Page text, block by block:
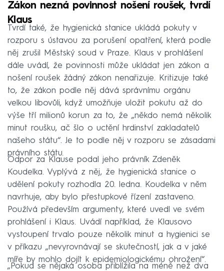
Zákon nezná povinnost nošení roušek, tvrdí
Klaus
Tvrdí také, že hygienická stanice ukládá pokuty v
rozporu s ústavou za porušení opatření, která podle
něj zrušil Městský soud v Praze. Klaus v prohlášení
dále uvádí, že povinnosti může ukládat jen zákon a
nošení roušek žádný zákon nenařizuje. Kritizuje také
to, že zákon podle něj dává správnímu orgánu
velkou libovůli, když umožňuje uložit pokutu až do
výše tří milionů korun za to, že „někdo nemá několik
minut roušku, ač šlo o uctění hrdinství zakladatelů
našeho státu“. Je to podle něj v rozporu se zásadami
právního státu.
Odpor za Klause podal jeho právník Zdeněk
Koudelka. Vyplývá z něj, že hygienická stanice o
udělení pokuty rozhodla 20. ledna. Koudelka v něm
navrhuje, aby bylo přestupkové řízení zastaveno.
Používá především argumenty, které uvedl ve svém
prohlášení i Klaus. Uvádí například, že Klausovo
vystoupení trvalo pouze několik minut a hygienici se
v příkazu „nevyrovnávají se skutečností, jak a v jaké
míře by mohlo dojít k epidemiologickému ohrožení“.
„Pokud se nějaká osoba přiblížila na méně než dva